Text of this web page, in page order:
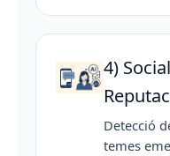
4)
Detecció
temes